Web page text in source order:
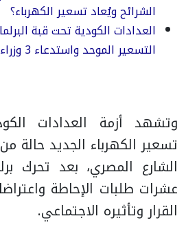
الشرائح ويُعاد تسعير الكهرباء؟
العدادات الكودية تحت قبة
التسعير الموحد واستدعاء 3 وزراء
وتشهد أزمة العدادات
تسعير الكهرباء الجديد حالة
الشارع المصري، بعد تحرك
عشرات طلبات الإحاطة
القرار وتأثيره الاجتماعي.